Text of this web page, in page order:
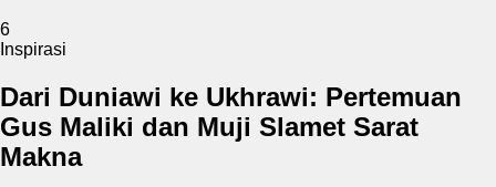
6
Inspirasi
Dari Duniawi ke Ukhrawi: Pertemuan
Gus Maliki dan Muji Slamet Sarat
Makna